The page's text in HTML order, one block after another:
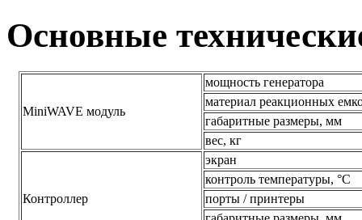
Основные
MiniWAVE модуль
мощность генератора
материал реакционных
габаритные размеры, мм
вес, кг
Контроллер
экран
контроль температуры, °С
порты / принтеры